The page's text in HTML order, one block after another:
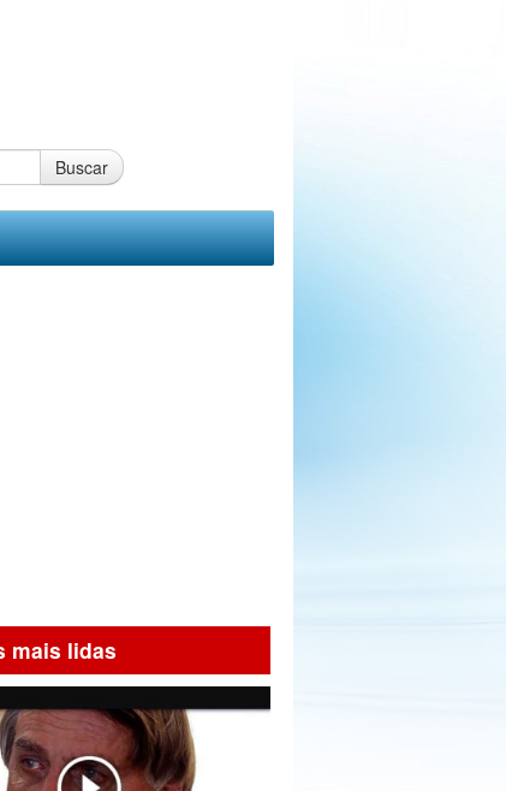
Buscar
mais lidas